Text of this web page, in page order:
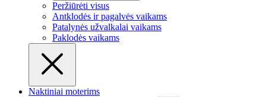
Peržiūrėti visus
Antklodės ir pagalvės vaikams
Patalynės užvalkalai vaikams
Paklodės vaikams
Naktiniai moterims